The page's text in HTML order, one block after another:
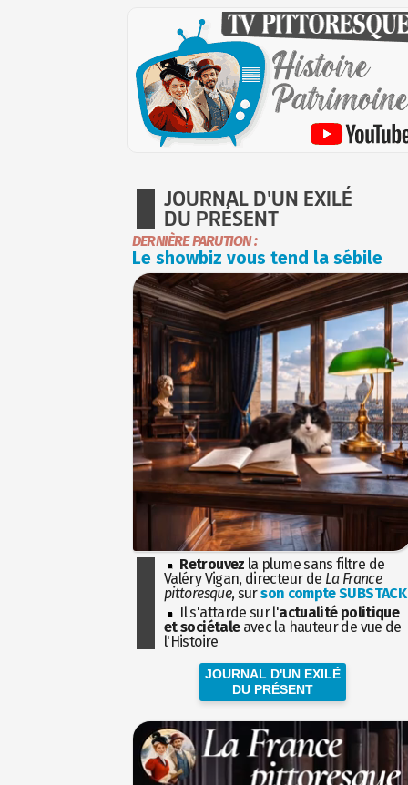
JOURNAL D'UN EXILÉ
DU PRÉSENT
DERNIÈRE PARUTION :
Le showbiz vous tend la sébile
Retrouvez la plume sans filtre de
Valéry Vigan, directeur de La France
pittoresque, surson compte SUBSTACK
Il s'attarde sur l'actualité politique
et sociétaleavec la hauteur de vue de
l'Histoire
JOURNAL D'UN EXILÉ
DU PRÉSENT